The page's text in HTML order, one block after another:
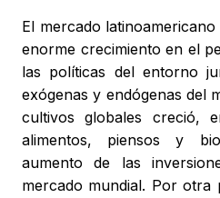
El mercado
enorme crecimiento en el
las políticas del entorno
exógenas y endógenas del
cultivos globales creció,
alimentos, piensos y
aumento de las
mercado mundial. Por